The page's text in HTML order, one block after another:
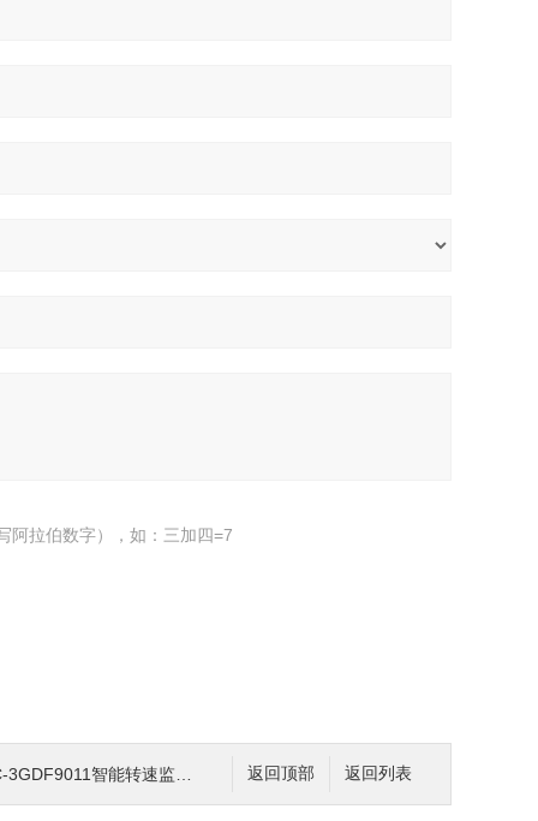
阿拉伯数字），如：三加四=7
返回列表
返回顶部
智能转速监视仪